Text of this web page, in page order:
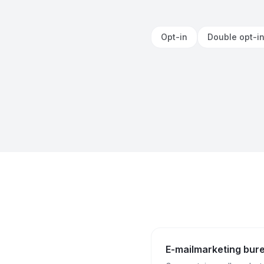
Opt-in Double opt-in
E-mailmarketing